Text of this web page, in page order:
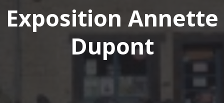
Exposition Annette
Dupont